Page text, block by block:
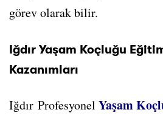
görev olarak bilir.
Iğdır Yaşam Koçluğu
Kazanımları
Iğdır Profesyonel Yaşam